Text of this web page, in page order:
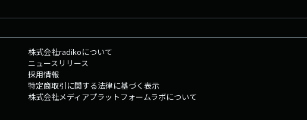
株式会社radikoについて
ニュースリリース
採用情報
特定商取引に関する法律に基づく表示
株式会社メディアプラットフォームラボについて